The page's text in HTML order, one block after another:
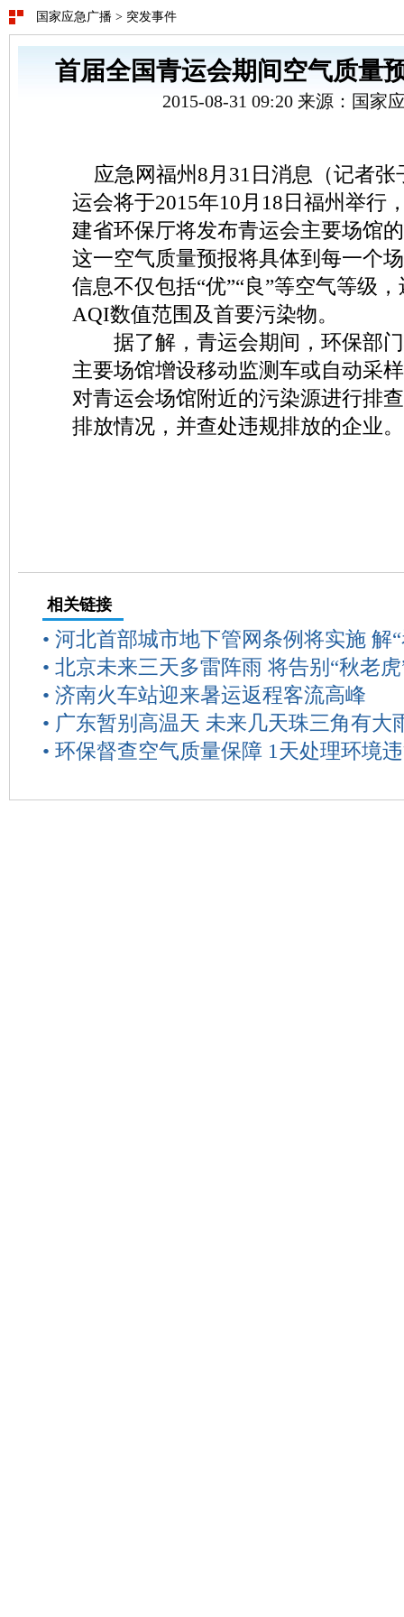
国家应急广播 > 突发事件
首届全国青运会期间空气质量
2015-08-31 09:20 来源：国家
应急网福州 8月 31 日消息（记者张
运会将于2015年10月 18日福州举行
建省环保厅将发布青运会主要场馆
这一空气质量预报将具体到每一个
信息不仅包括“优”“良”等空气等级
AQI数值范围及首要污染物。
据了解，青运会期间，环保部门
主要场馆增设移动监测车或自动采
对青运会场馆附近的污染源进行排
排放情况，并查处违规排放的企业。
相关链接
• 河北首部城市地下管网条例将实施 解
• 北京未来三天多雷阵雨 将告别“秋老虎
• 济南火车站迎来暑运返程客流高峰
• 广东暂别高温天 未来几天珠三角有大
• 环保督查空气质量保障 1天处理环境